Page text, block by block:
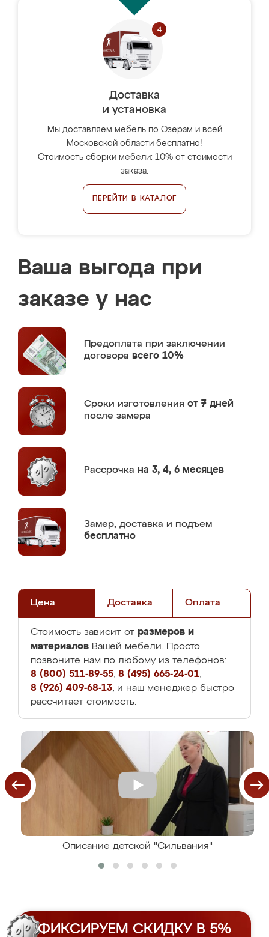
Доставка
и установка
Мы доставляем мебель по Озерам и всей
Московской области бесплатно!
Стоимость сборки мебели: 10% от стоимости
заказа.
ПЕРЕЙТИ В КАТАЛОГ
Ваша выгода при
заказе у нас
Предоплата при заключении
договора всего 10%
Сроки изготовления от 7 дней
после замера
Рассрочка на 3, 4, 6 месяцев
Замер, доставка и подъем
бесплатно
Цена Доставка Оплата
Стоимость зависит от размеров и
материалов Вашей мебели. Просто
позвоните нам по любому из телефонов:
8 (800) 511-89-55, 8 (495) 665-24-01,
8 (926) 409-68-13, и наш менеджер быстро
рассчитает стоимость.
Описание детской "Сильвания"
ФИКСИРУЕМ СКИДКУ В 5%